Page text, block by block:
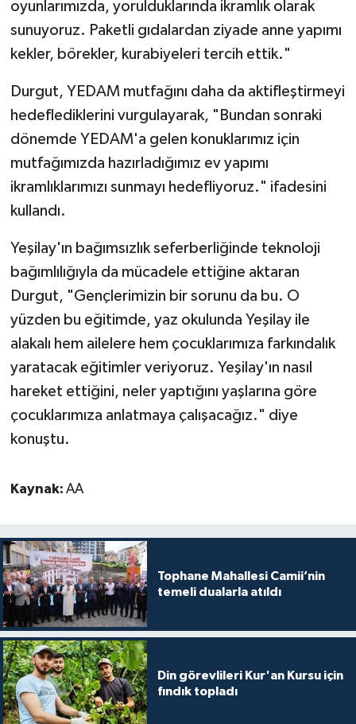
oyunlarımızda, yorulduklarında ikramlık olarak
sunuyoruz. Paketli gıdalardan ziyade anne yapımı
kekler, börekler, kurabiyeleri tercih ettik."
Durgut, YEDAM mutfağını daha da aktifleştirmeyi
hedeflediklerini vurgulayarak, "Bundan sonraki
dönemde YEDAM'a gelen konuklarımız için
mutfağımızda hazırladığımız ev yapımı
ikramlıklarımızı sunmayı hedefliyoruz." ifadesini
kullandı.
Yeşilay'ın bağımsızlık seferberliğinde teknoloji
bağımlılığıyla da mücadele ettiğine aktaran
Durgut, "Gençlerimizin bir sorunu da bu. O
yüzden bu eğitimde, yaz okulunda Yeşilay ile
alakalı hem ailelere hem çocuklarımıza farkındalık
yaratacak eğitimler veriyoruz. Yeşilay'ın nasıl
hareket ettiğini, neler yaptığını yaşlarına göre
çocuklarımıza anlatmaya çalışacağız." diye
konuştu.
Kaynak: AA
Tophane Mahallesi Camii’nin
temeli dualarla atıldı
Din görevlileri Kur'an Kursu için
fındık topladı
Gümüşhane Müftülüğü
Hakkari Müftülüğü
Hatay Müftülüğü
Iğdır Müftülüğü
Isparta Müftülüğü
İzmir Müftülüğü
Karabük Müftülüğü
Karaman Müftülüğü
Kars Müftülüğü
Kilis Müftülüğü
Kırıkkale Müftülüğü
Kırklareli Müftülüğü
Kırşehir Müftülüğü
Kocaeli Müftülüğü